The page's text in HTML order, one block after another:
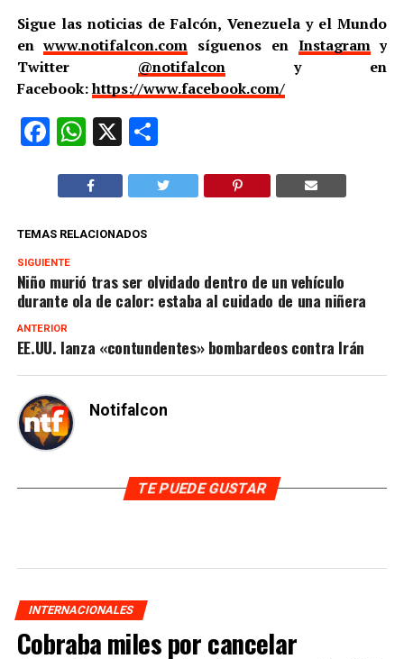
Sigue las noticias de Falcón, Venezuela y el Mundo
enwww.notifalcon.com síguenos en Instagramy
Twitter @notifalcony en
Facebook:https://www.facebook.com/
Facebook
WhatsApp
X Compartir
TEMAS RELACIONADOS
SIGUIENTE
Niño murió tras ser olvidado dentro de un vehículo
durante ola de calor: estaba al cuidado de una niñera
ANTERIOR
EE.UU. lanza «contundentes» bombardeos contra Irán
Notifalcon
TE PUEDE GUSTAR
INTERNACIONALES
Cobraba miles por cancelar